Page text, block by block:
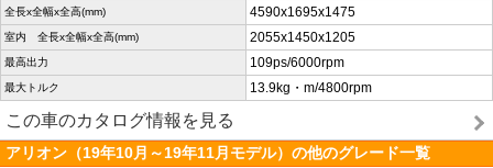
全長x全幅x全高(mm) 4590x1695x1475
室内 全長x全幅x全高(mm) 2055x1450x1205
最高出力 109ps/6000rpm
最大トルク 13.9kg・m/4800rpm
この車のカタログ情報を見る
アリオン（19年10月～19年11月モデル）の他のグレード一覧